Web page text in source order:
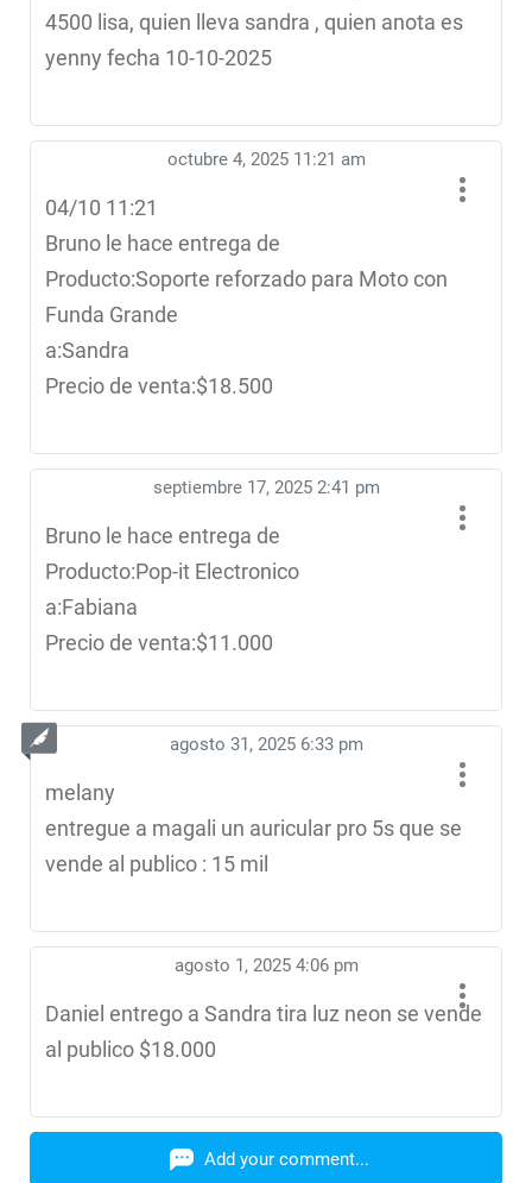
4500 lisa, quien lleva sandra , quien anota es
yenny fecha 10-10-2025
octubre 4, 2025 11:21 am
04/10 11:21
Bruno le hace entrega de
Producto:Soporte reforzado para Moto con
Funda Grande
a:Sandra
Precio de venta:$18.500
septiembre 17, 2025 2:41 pm
Bruno le hace entrega de
Producto:Pop-it Electronico
a:Fabiana
Precio de venta:$11.000
agosto 31, 2025 6:33 pm
melany
entregue a magali un auricular pro 5s que se
vende al publico : 15 mil
agosto 1, 2025 4:06 pm
Daniel entrego a Sandra tira luz neon se vende
al publico $18.000
Add your comment...